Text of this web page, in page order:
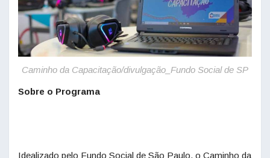
Caminho da Capacitação/divulgação_Fundo Social de SP
Sobre o Programa
Idealizado pelo Fundo Social de São Paulo, o Caminho da